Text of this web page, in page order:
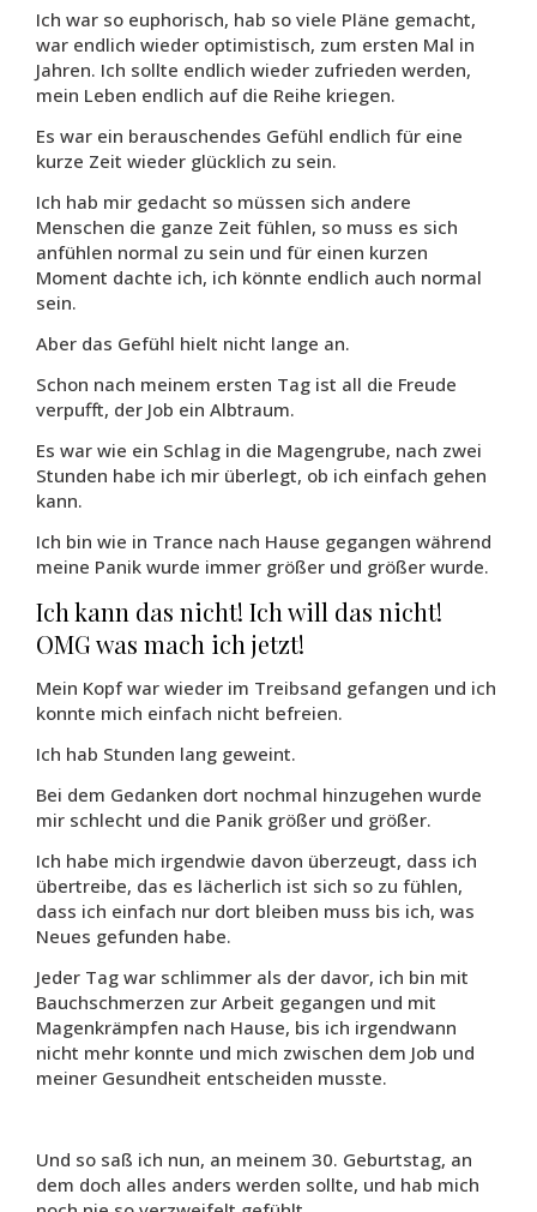
Ich war so euphorisch, hab so viele Pläne gemacht,
war endlich wieder optimistisch, zum ersten Mal in
Jahren. Ich sollte endlich wieder zufrieden werden,
mein Leben endlich auf die Reihe kriegen.
Es war ein berauschendes Gefühl endlich für eine
kurze Zeit wieder glücklich zu sein.
Ich hab mir gedacht so müssen sich andere
Menschen die ganze Zeit fühlen, so muss es sich
anfühlen normal zu sein und für einen kurzen
Moment dachte ich, ich könnte endlich auch normal
sein.
Aber das Gefühl hielt nicht lange an.
Schon nach meinem ersten Tag ist all die Freude
verpufft, der Job ein Albtraum.
Es war wie ein Schlag in die Magengrube, nach zwei
Stunden habe ich mir überlegt, ob ich einfach gehen
kann.
Ich bin wie in Trance nach Hause gegangen während
meine Panik wurde immer größer und größer wurde.
Ich kann das nicht! Ich will das nicht!
OMG was mach ich jetzt!
Mein Kopf war wieder im Treibsand gefangen und ich
konnte mich einfach nicht befreien.
Ich hab Stunden lang geweint.
Bei dem Gedanken dort nochmal hinzugehen wurde
mir schlecht und die Panik größer und größer.
Ich habe mich irgendwie davon überzeugt, dass ich
übertreibe, das es lächerlich ist sich so zu fühlen,
dass ich einfach nur dort bleiben muss bis ich, was
Neues gefunden habe.
Jeder Tag war schlimmer als der davor, ich bin mit
Bauchschmerzen zur Arbeit gegangen und mit
Magenkrämpfen nach Hause, bis ich irgendwann
nicht mehr konnte und mich zwischen dem Job und
meiner Gesundheit entscheiden musste.
Und so saß ich nun, an meinem 30. Geburtstag, an
dem doch alles anders werden sollte, und hab mich